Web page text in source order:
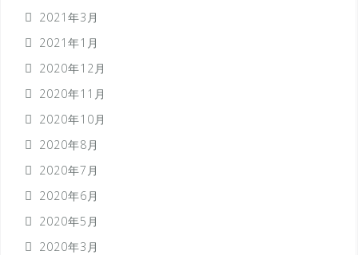
2021年3月
2021年1月
2020年12月
2020年11月
2020年10月
2020年8月
2020年7月
2020年6月
2020年5月
2020年3月